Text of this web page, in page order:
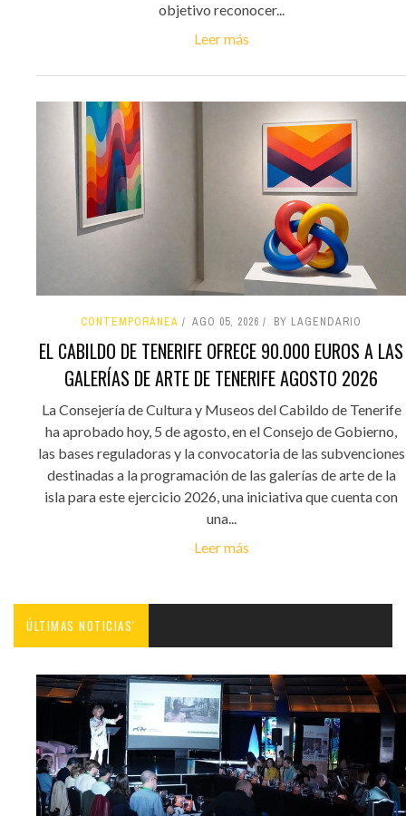
objetivo reconocer...
Leer más
CONTEMPORÁNEA AGO 05, 2026 BY LAGENDARIO
EL CABILDO DE TENERIFE OFRECE 90.000 EUROS A LAS
GALERÍAS DE ARTE DE TENERIFE AGOSTO 2026
La Consejería de Cultura y Museos del Cabildo de Tenerife
ha aprobado hoy, 5 de agosto, en el Consejo de Gobierno,
las bases reguladoras y la convocatoria de las subvenciones
destinadas a la programación de las galerías de arte de la
isla para este ejercicio 2026, una iniciativa que cuenta con
una...
Leer más
ÚLTIMAS NOTICIAS'